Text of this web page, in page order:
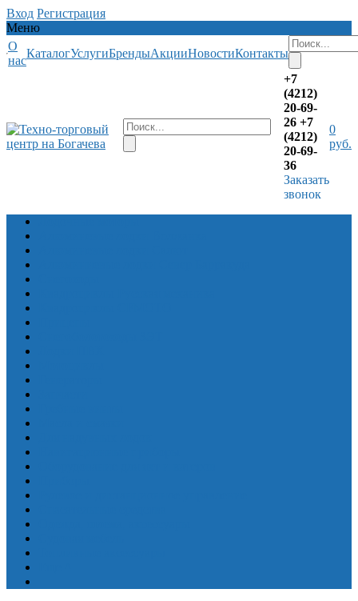
Вход Регистрация
Меню
О
нас
КаталогУслугиБрендыАкцииНовостиКонтакты
+7
(4212)
20-69-
26 +7
(4212)
20-69-
36
Заказать
звонок
0
руб.